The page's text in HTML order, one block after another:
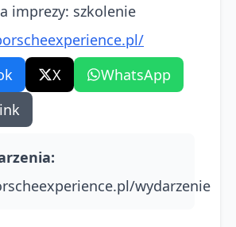
imprezy: szkolenie
X
WhatsApp
:
wydarzenie